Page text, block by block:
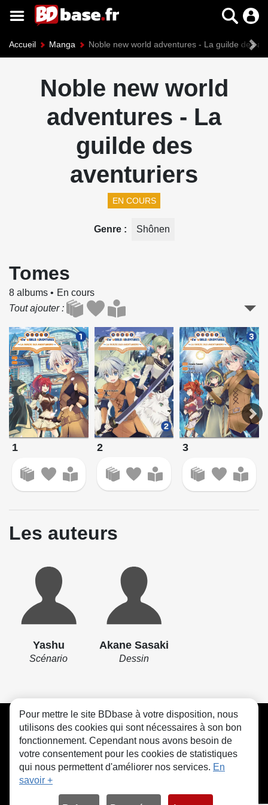
Accueil Manga Noble new world adventures - La guilde des
Noble new world
adventures - La
guilde des
aventuriers
EN COURS
Genre Shônen
Tomes
8 albums
En cours
Tout ajouter
1 2 3
Les auteurs
Yashu
Scénario
Akane Sasaki
Dessin
CGU FAQ Contact Cookies
Pour mettre le site BDbase à votre disposition, nous
utilisons des cookies qui sont nécessaires à son bon
fonctionnement. Cependant nous avons besoin de
votre consentement pour les cookies de statistiques
qui nous permettent d'améliorer nos services. En
savoir +